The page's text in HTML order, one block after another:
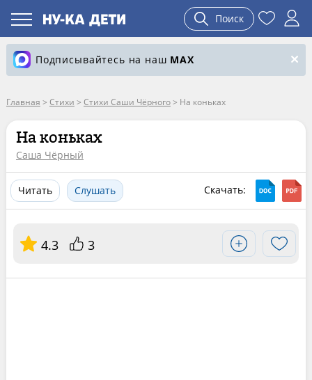
Поиск
Подписывайтесь на наш MAX
Главная > Стихи > Стихи Саши Чёрного> На коньках
На коньках
Саша Чёрный
Читать Слушать Скачать:
4.3 3